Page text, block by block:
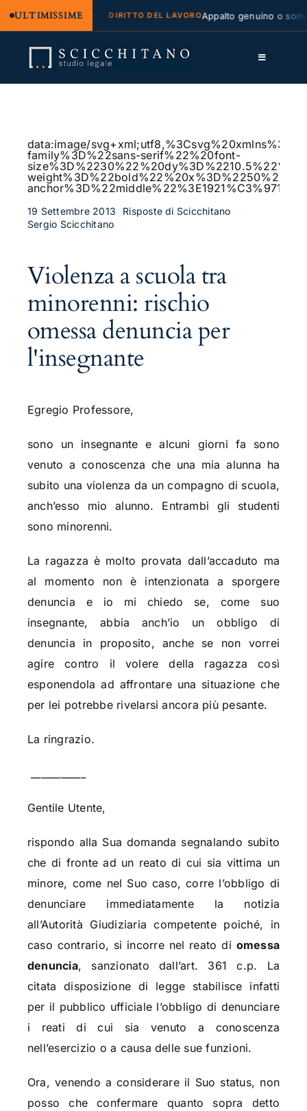
ULTIMISSIME
e regresso DIRITTO DEL LAVOROAppalto genuino o
contenuto
Toggle
Servizi
Approfondimenti
Contatti
data:image/
family%3D%22sans-serif%22%20font-
19 Settembre 2013
Risposte di Scicchitano
Sergio Scicchitano
Violenza a scuola tra
minorenni: rischio
omessa denuncia per
l'insegnante
Egregio Professore,
sono un insegnante e alcuni giorni fa sono
venuto a conoscenza che una mia alunna ha
subito una violenza da un compagno di scuola,
anch’esso mio alunno. Entrambi gli studenti
sono minorenni.
La ragazza è molto provata dall’accaduto ma
al momento non è intenzionata a sporgere
denuncia e io mi chiedo se, come suo
insegnante, abbia anch’io un obbligo di
denuncia in proposito, anche se non vorrei
agire contro il volere della ragazza così
esponendola ad affrontare una situazione che
per lei potrebbe rivelarsi ancora più pesante.
La ringrazio.
Gentile Utente,
rispondo alla Sua domanda segnalando subito
che di fronte ad un reato di cui sia vittima un
minore, come nel Suo caso, corre l’obbligo di
denunciare immediatamente la notizia
all’Autorità Giudiziaria competente poiché, in
caso contrario, si incorre nel reato di omessa
denuncia, sanzionato dall’art. 361 c.p. La
citata disposizione di legge stabilisce infatti
per il pubblico ufficiale l’obbligo di denunciare
i reati di cui sia venuto a conoscenza
nell’esercizio o a causa delle sue funzioni.
Ora, venendo a considerare il Suo status, non
posso che confermare quanto sopra detto